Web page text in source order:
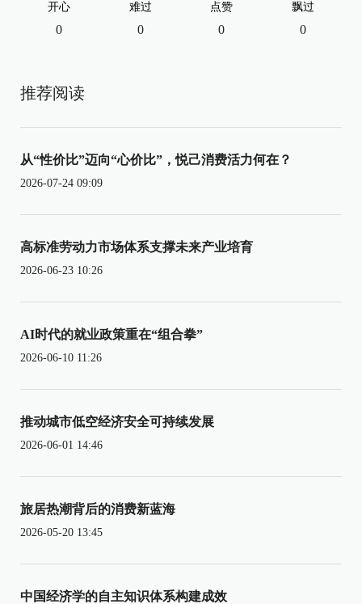
开心
0
难过
0
点赞
0
飘过
0
推荐阅读
从“性价比”迈向“心价比”，悦己消费活力何在？
2026-07-24 09:09
高标准劳动力市场体系支撑未来产业培育
2026-06-23 10:26
AI时代的就业政策重在“组合拳”
2026-06-10 11:26
推动城市低空经济安全可持续发展
2026-06-01 14:46
旅居热潮背后的消费新蓝海
2026-05-20 13:45
中国经济学的自主知识体系构建成效